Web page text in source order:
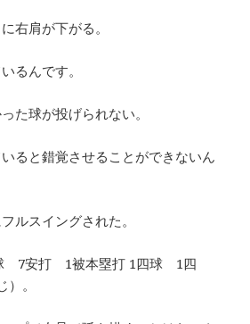
右肩が下がる。
るんです。
た球が投げられない。
ると錯覚させることができないん
ルスイングされた。
7安打 1被本塁打 1四球 1四
。